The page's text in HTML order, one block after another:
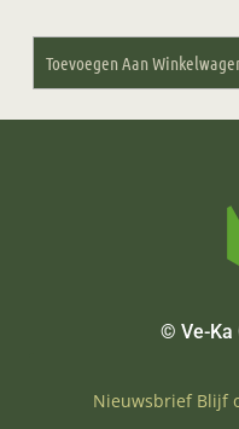
Toevoegen Aan
© Ve-Ka
Nieuwsbrief Blijf